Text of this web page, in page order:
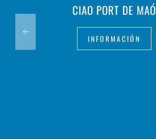
CIAO PORT DE MAÓ
INFORMACIÓN